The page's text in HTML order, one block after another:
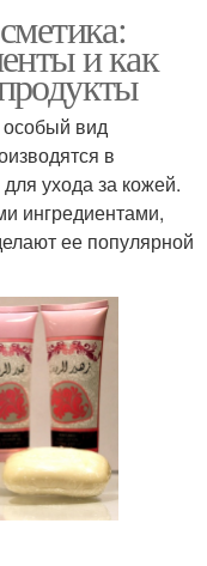
и как
особый вид
в
ухода за кожей.
ингредиентами,
ее популярной